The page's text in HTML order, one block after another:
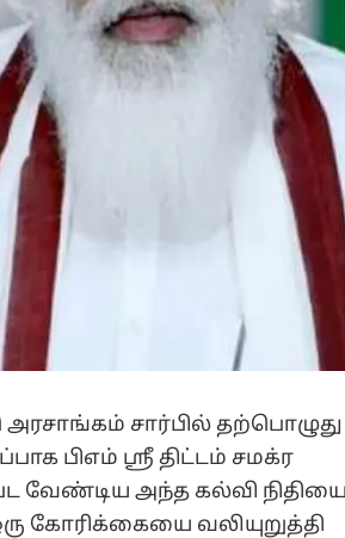
அரசாங்கம் சார்பில் தற்பொழுது
பிஎம் ஸ்ரீ திட்டம் சமக்ர
வேண்டிய அந்த கல்வி நிதியை
கோரிக்கையை வலியுறுத்தி